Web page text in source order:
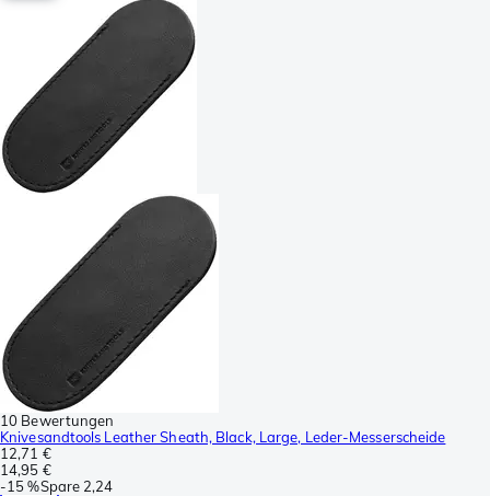
10 Bewertungen
Knivesandtools Leather Sheath, Black, Large, Leder-Messerscheide
12,71 €
14,95 €
-15 %Spare 2,24